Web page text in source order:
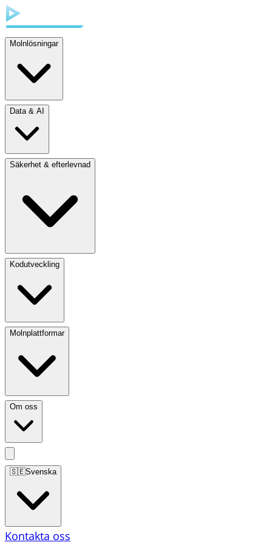
Molnlösningar
Data & AI
Säkerhet & efterlevnad
Kodutveckling
Molnplattformar
Om oss
🇸🇪Svenska
Kontakta oss